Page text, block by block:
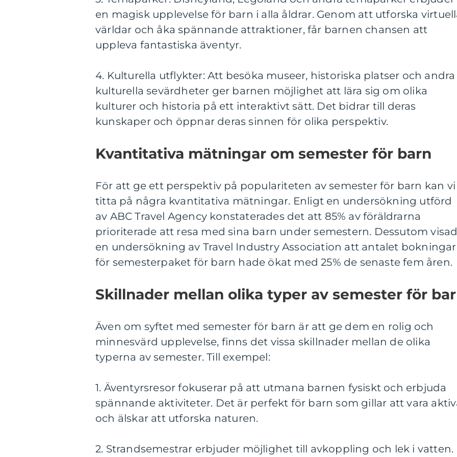
en magisk upplevelse för barn i alla åldrar. Genom att utforska
världar och åka spännande attraktioner, får barnen chansen att
uppleva fantastiska äventyr.
4. Kulturella utflykter: Att besöka museer, historiska platser och andra
kulturella sevärdheter ger barnen möjlighet att lära sig om olika
kulturer och historia på ett interaktivt sätt. Det bidrar till deras
kunskaper och öppnar deras sinnen för olika perspektiv.
Kvantitativa mätningar om semester för barn
För att ge ett perspektiv på populariteten av semester för barn kan vi
titta på några kvantitativa mätningar. Enligt en undersökning utförd
av ABC Travel Agency konstaterades det att 85% av föräldrarna
prioriterade att resa med sina barn under semestern. Dessutom
en undersökning av Travel Industry Association att antalet bokningar
för semesterpaket för barn hade ökat med 25% de senaste fem åren.
Skillnader mellan olika typer av semester för
Även om syftet med semester för barn är att ge dem en rolig och
minnesvärd upplevelse, finns det vissa skillnader mellan de olika
typerna av semester. Till exempel:
1. Äventyrsresor fokuserar på att utmana barnen fysiskt och erbjuda
spännande aktiviteter. Det är perfekt för barn som gillar att vara
och älskar att utforska naturen.
2. Strandsemestrar erbjuder möjlighet till avkoppling och lek i vatten.